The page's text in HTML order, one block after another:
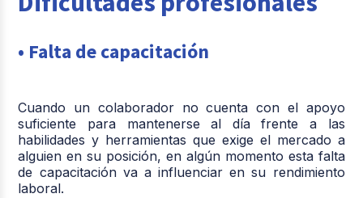
• Falta de capacitación
Cuando un colaborador no cuenta con el apoyo
suficiente para mantenerse al día frente a las
habilidades y herramientas que exige el mercado a
alguien en su posición, en algún momento esta falta
de capacitación va a influenciar en su rendimiento
laboral.